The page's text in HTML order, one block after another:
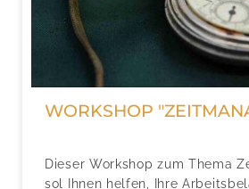
WORKSHOP
Dieser Workshop zum Thema
sol Ihnen helfen, Ihre